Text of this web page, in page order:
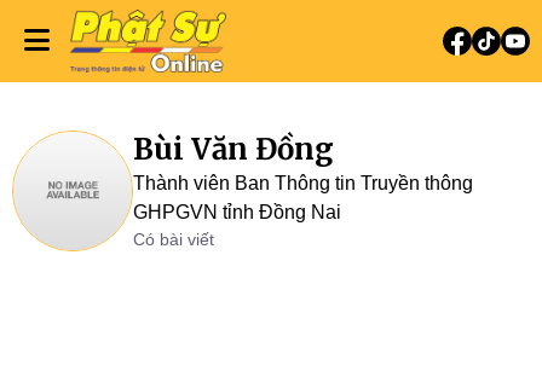
Bùi Văn Đồng
Thành viên Ban Thông tin Truyền thông
GHPGVN tỉnh Đồng Nai
Có bài viết